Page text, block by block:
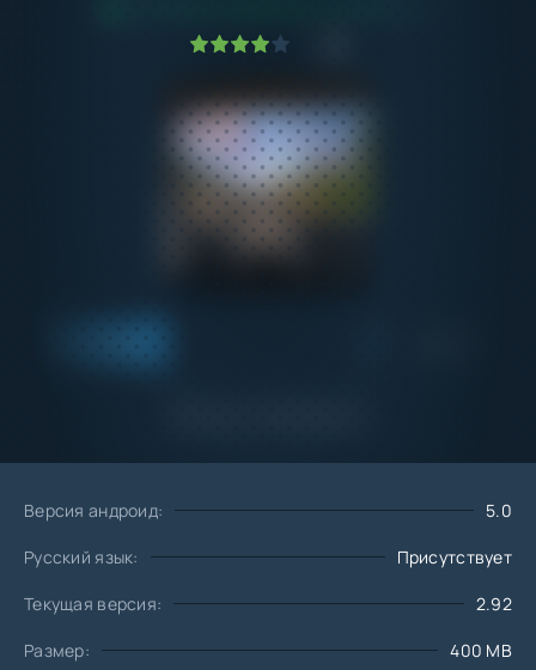
Версия андроид: 5.0
Русский язык: Присутствует
Текущая версия: 2.92
Размер: 400 MB